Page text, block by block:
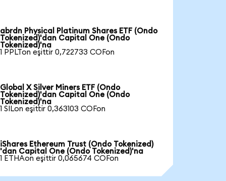
abrdn Physical Platinum Shares ETF (Ondo
Tokenized)'dan Capital One (Ondo
Tokenized)'na
1 PPLTon eşittir 0,722733 COFon
Global X Silver Miners ETF (Ondo
Tokenized)'dan Capital One (Ondo
Tokenized)'na
1 SILon eşittir 0,363103 COFon
iShares Ethereum Trust (Ondo Tokenized)
'dan Capital One (Ondo Tokenized)'na
1 ETHAon eşittir 0,065674 COFon